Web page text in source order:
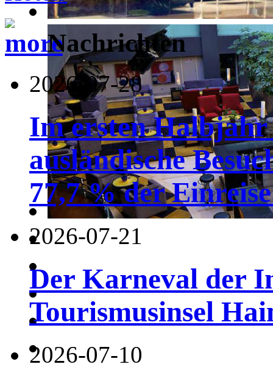
Nachrichten
2026-07-28
Im ersten
ausländische
77,7 % der
2026-07-21
Der Karneval der
Tourismusinsel
2026-07-10